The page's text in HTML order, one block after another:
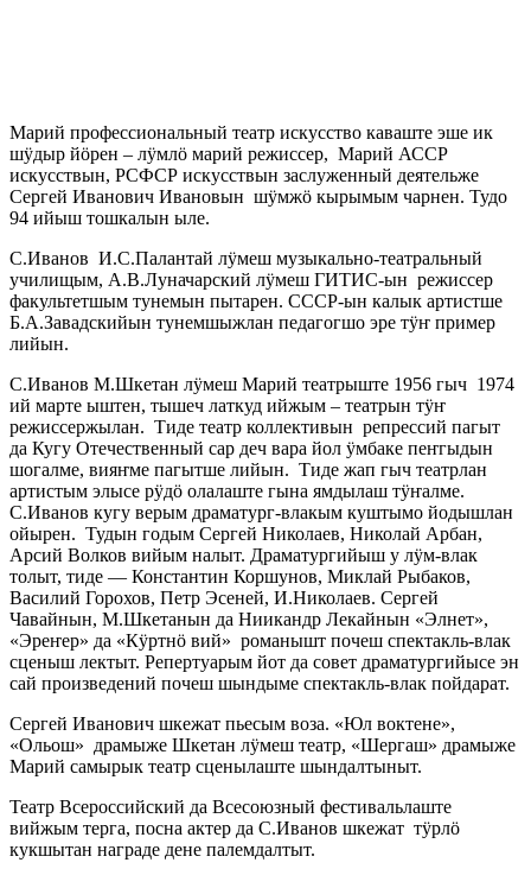
Марий профессиональный театр искусство каваште эше ик
шӱдыр йӧрен – лӱмлӧ марий режиссер, Марий АССР
искусствын, РСФСР искусствын заслуженный деятельже
Сергей Иванович Ивановын шӱмжӧ кырымым чарнен. Тудо
94 ийыш тошкалын ыле.
С.Иванов И.С.Палантай лӱмеш музыкально-театральный
училищым, А.В.Луначарский лӱмеш ГИТИС-ын режиссер
факультетшым тунемын пытарен. СССР-ын калык артистше
Б.А.Завадскийын тунемшыжлан педагогшо эре тӱҥ пример
лийын.
С.Иванов М.Шкетан лӱмеш Марий театрыште 1956 гыч 1974
ий марте ыштен, тышеч латкуд ийжым – театрын тӱҥ
режиссержылан. Тиде театр коллективын репрессий пагыт
да Кугу Отечественный сар деч вара йол ӱмбаке пеҥгыдын
шогалме, вияҥме пагытше лийын. Тиде жап гыч театрлан
артистым элысе рӱдӧ олалаште гына ямдылаш тӱҥалме.
С.Иванов кугу верым драматург-влакым куштымо йодышлан
ойырен. Тудын годым Сергей Николаев, Николай Арбан,
Арсий Волков вийым налыт. Драматургийыш у лӱм-влак
толыт, тиде — Константин Коршунов, Миклай Рыбаков,
Василий Горохов, Петр Эсеней, И.Николаев. Сергей
Чавайнын, М.Шкетанын да Ниикандр Лекайнын «Элнет»,
«Эреҥер» да «Кӱртнӧ вий» романышт почеш спектакль-влак
сценыш лектыт. Репертуарым йот да совет драматургийысе эн
сай произведений почеш шындыме спектакль-влак пойдарат.
Сергей Иванович шкежат пьесым воза. «Юл воктене»,
«Ольош» драмыже Шкетан лӱмеш театр, «Шергаш» драмыже
Марий самырык театр сценылаште шындалтыныт.
Театр Всероссийский да Всесоюзный фестивальлаште
вийжым терга, посна актер да С.Иванов шкежат тӱрлӧ
кукшытан награде дене палемдалтыт.